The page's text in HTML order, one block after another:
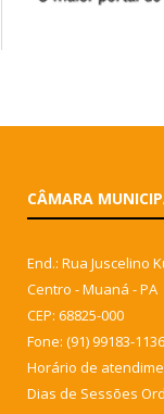
CÂMARA
End.: Rua Juscelino
Centro - Muaná - PA
CEP: 68825-000
Fone: (91) 99183-1136
Horário de
Dias de Sessões